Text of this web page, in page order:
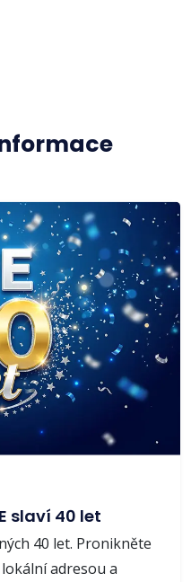
slaví 40 let
40 let. Pronikněte
adresou a